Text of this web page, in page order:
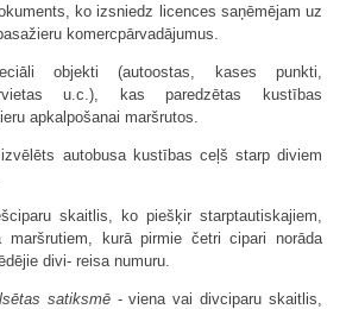
ko izsniedz licences saņēmējam uz
komercpārvadājumus.
objekti (autoostas, kases punkti,
u.c.), kas paredzētas kustības
apkalpošanai maršrutos.
autobusa kustības ceļš starp diviem
skaitlis, ko piešķir starptautiskajiem,
maršrutiem, kurā pirmie četri cipari norāda
divi- reisa numuru.
satiksmē- viena vai divciparu skaitlis,